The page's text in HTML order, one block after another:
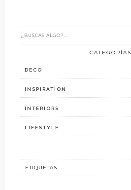
CATEGORÍAS
DECO
INSPIRATION
INTERIORS
LIFESTYLE